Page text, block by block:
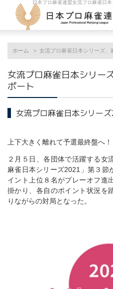
日本プロ麻雀連盟女流プロ麻雀日
ホーム 女流プロ麻雀日本シリーズ、
女流プロ麻雀日本シリー
ポート
女流プロ麻雀日本シリー
上下大きく離れて予選最終盤へ！
２月５日、各団体で活躍する女
麻雀日本シリーズ2021」第３節
イント上位８名がプレーオフ進
掛かり、各自のポイント状況を
りながらの対局となった。